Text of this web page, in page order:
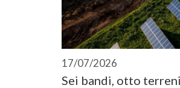
17/07/2026
Sei bandi, otto